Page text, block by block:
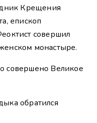
Крещения
епископ
совершил
монастыре.
совершено Великое
обратился